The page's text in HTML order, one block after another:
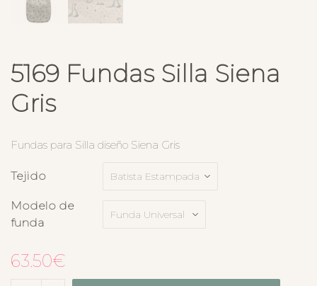
5169 Fundas Silla Siena
Gris
Fundas para Silla diseño Siena Gris
Tejido
Modelo de
funda
63.50€